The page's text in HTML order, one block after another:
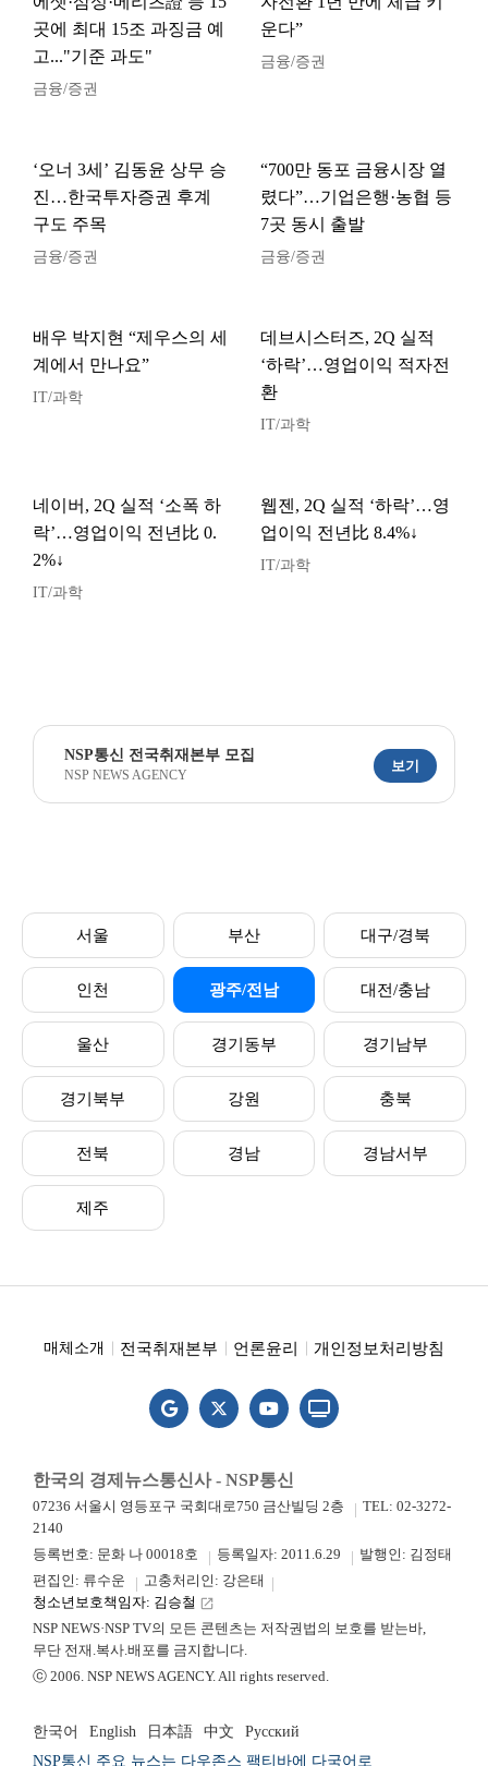
곳에 최대 15조 과징금 예
고..."기준 과도"
금융/증권
운다”
금융/증권
‘오너 3세’ 김동윤 상무 승
진…한국투자증권 후계
구도 주목
금융/증권
“700만 동포 금융시장 열
렸다”…기업은행·농협 등
7곳 동시 출발
금융/증권
배우 박지현 “제우스의 세
계에서 만나요”
IT/과학
데브시스터즈, 2Q 실적
‘하락’…영업이익 적자전
환
IT/과학
네이버, 2Q 실적 ‘소폭 하
락’…영업이익 전년比 0.
2%↓
IT/과학
웹젠, 2Q 실적 ‘하락’…영
업이익 전년比 8.4%↓
IT/과학
NSP통신 전국취재본부 모집
NSP NEWS AGENCY
보기
서울 부산 대구/경북
인천 광주/전남 대전/충남
울산 경기동부 경기남부
경기북부 강원 충북
전북 경남 경남서부
제주
매체소개 전국취재본부 언론윤리 개인정보처리방침
한국의 경제뉴스통신사 - NSP통신
07236 서울시 영등포구 국회대로750 금산빌딩 2층
TEL: 02-3272-
2140
등록번호: 문화 나 00018호
등록일자: 2011.6.29
발행인: 김정태
편집인: 류수운
고충처리인: 강은태
청소년보호책임자: 김승철 launch
NSP NEWS·NSP TV의 모든 콘텐츠는 저작권법의 보호를 받는바,
무단 전재.복사.배포를 금지합니다.
ⓒ 2006. NSP NEWS AGENCY. All rights reserved.
한국어 English 日本語 中文
Русский
NSP통신 주요 뉴스는 다우존스 팩티바에 다국어로